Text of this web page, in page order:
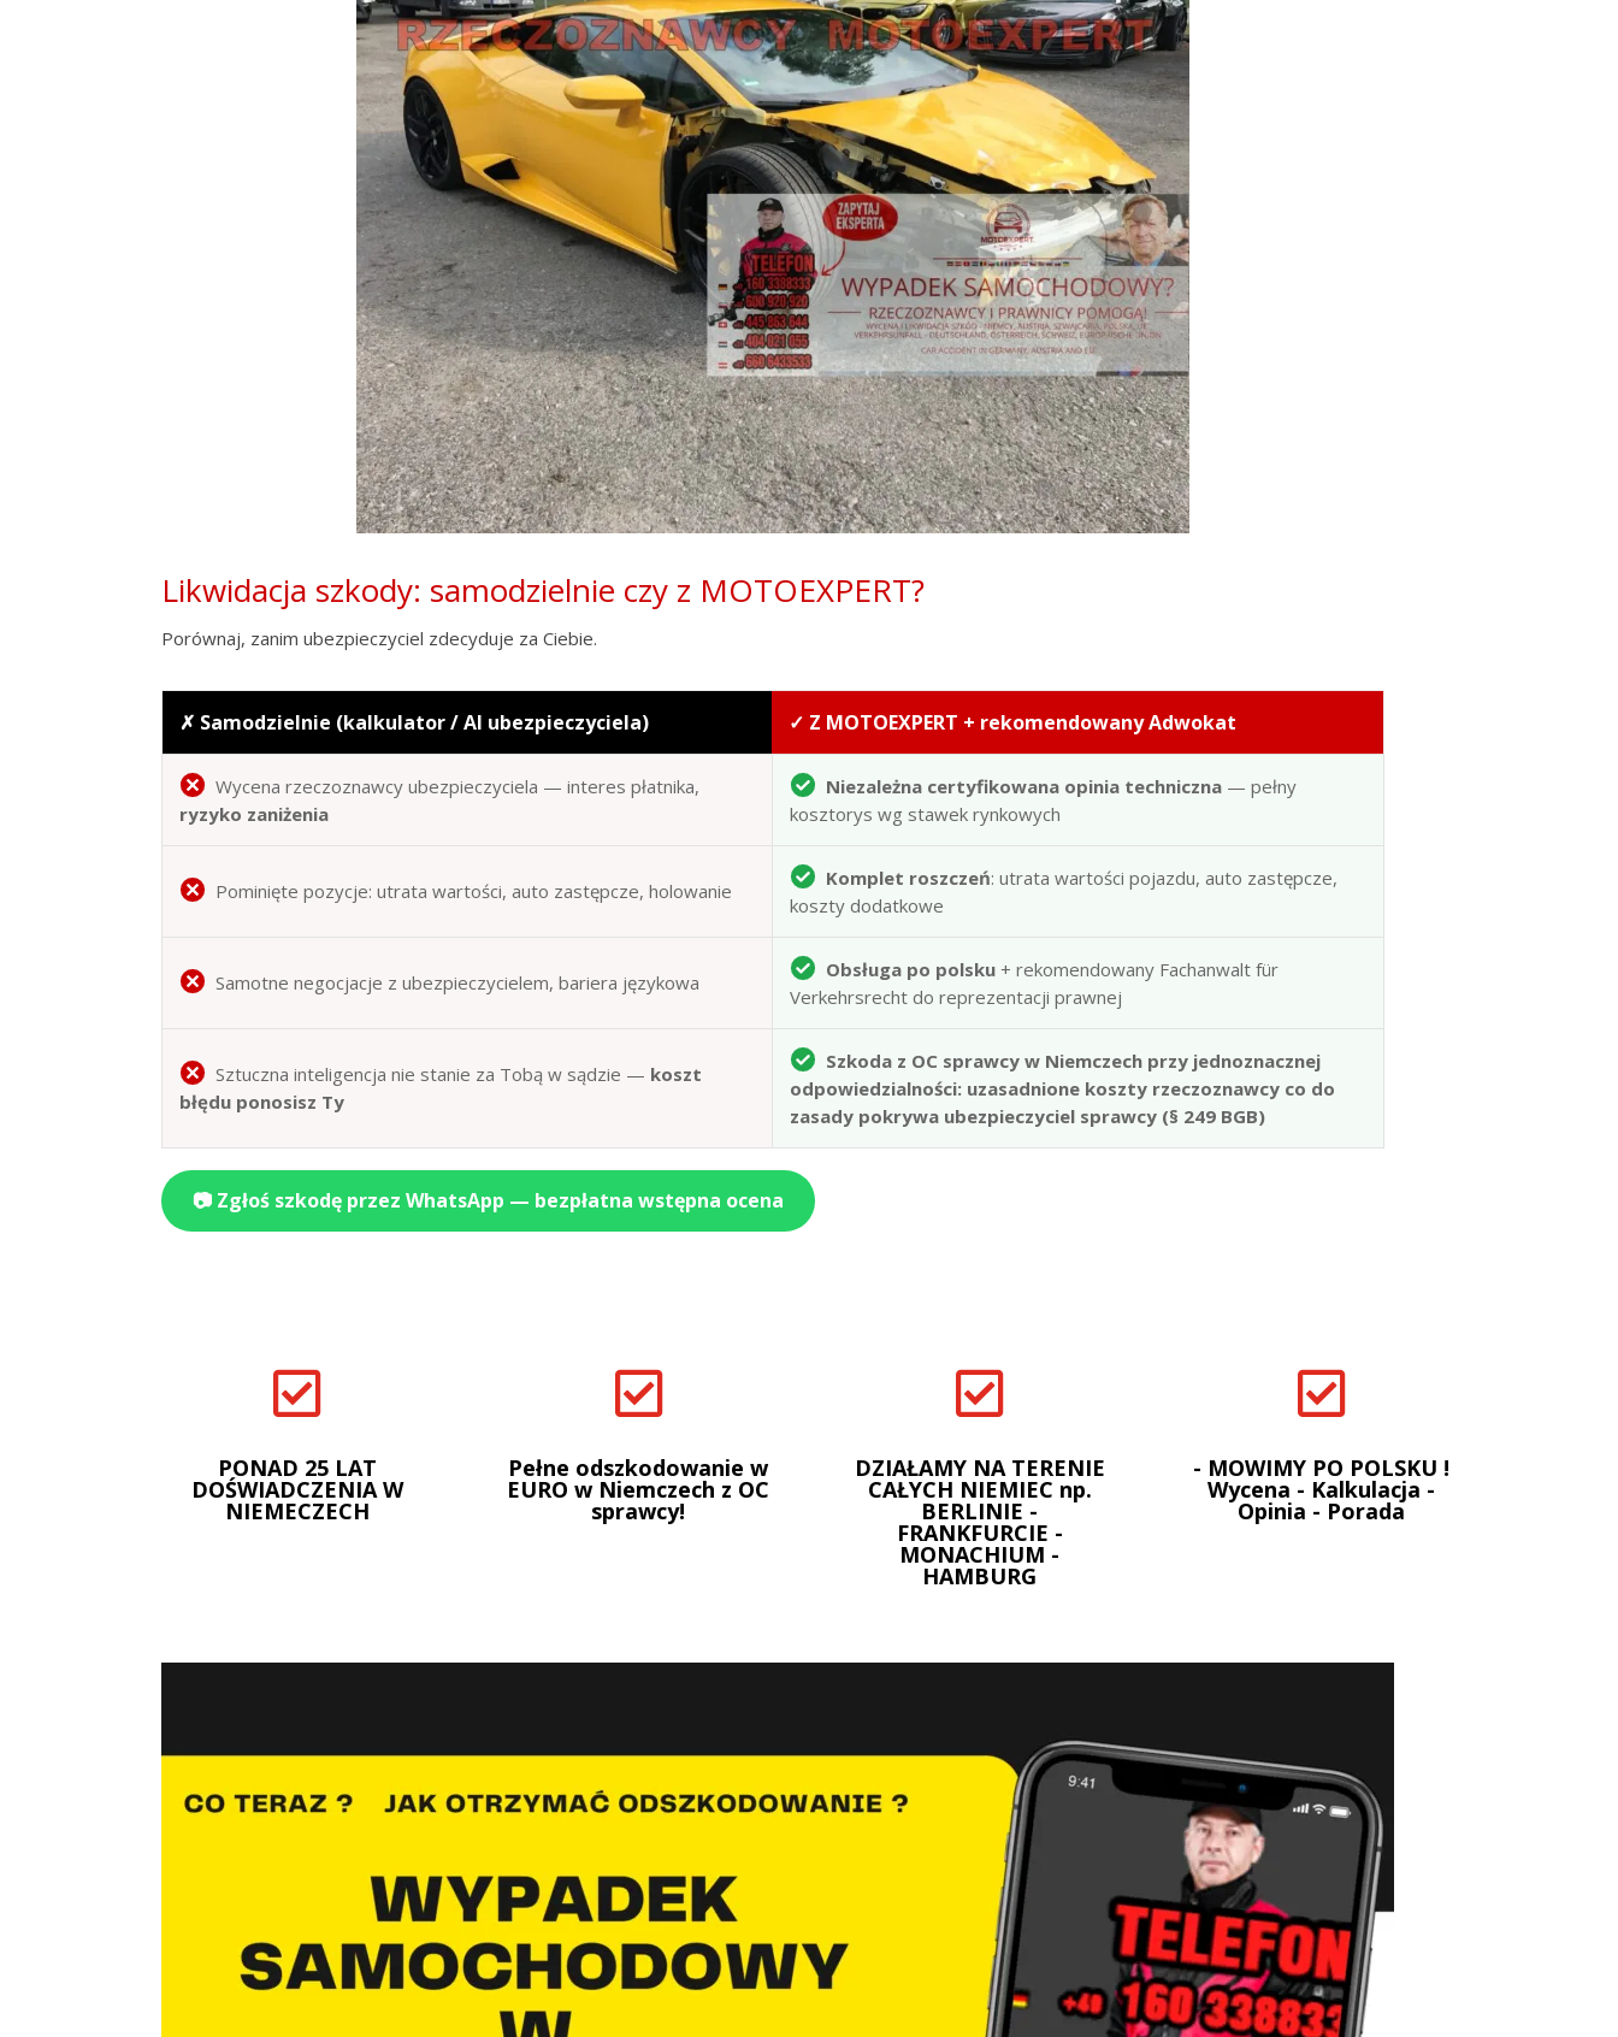
Likwidacja szkody: samodzielnie czy z MOTOEXPERT?
Porównaj, zanim ubezpieczyciel zdecyduje za Ciebie.
✗ Samodzielnie (kalkulator / AI ubezpieczyciela) ✓ Z MOTOEXPERT + rekomendowany Adwokat
Wycena rzeczoznawcy ubezpieczyciela — interes płatnika,
ryzyko zaniżenia
Niezależna certyfikowana opinia techniczna — pełny
kosztorys wg stawek rynkowych
Pominięte pozycje: utrata wartości, auto zastępcze, holowanie
Komplet roszczeń: utrata wartości pojazdu, auto zastępcze,
koszty dodatkowe
Samotne negocjacje z ubezpieczycielem, bariera językowa
Obsługa po polsku + rekomendowany Fachanwalt für
Verkehrsrecht do reprezentacji prawnej
Sztuczna inteligencja nie stanie za Tobą w sądzie — koszt
błędu ponosisz Ty
Szkoda z OC sprawcy w Niemczech przy jednoznacznej
odpowiedzialności: uzasadnione koszty rzeczoznawcy co do
zasady pokrywa ubezpieczyciel sprawcy (§ 249 BGB)
📷 Zgłoś szkodę przez WhatsApp — bezpłatna wstępna ocena

PONAD 25 LAT
DOŚWIADCZENIA W
NIEMECZECH

Pełne odszkodowanie w
EURO w Niemczech z OC
sprawcy!

DZIAŁAMY NA TERENIE
CAŁYCH NIEMIEC np.
BERLINIE -
FRANKFURCIE -
MONACHIUM -
HAMBURG

- MOWIMY PO POLSKU !
Wycena - Kalkulacja -
Opinia - Porada